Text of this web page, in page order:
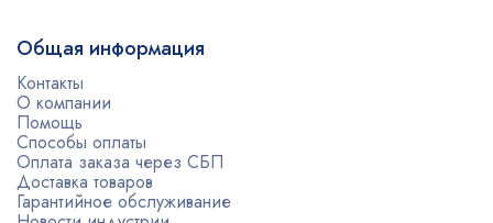
Общая информация
Контакты
О компании
Помощь
Способы оплаты
Оплата заказа через СБП
Доставка товаров
Гарантийное обслуживание